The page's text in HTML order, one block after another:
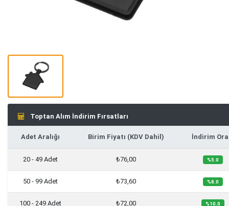
Toptan Alım İndirim Fırsatları
Adet Aralığı Birim Fiyatı (KDV Dahil) İndirim
20 - 49 Adet ₺76,00 %5.0
50 - 99 Adet ₺73,60 %8.0
100 - 249 Adet ₺72,00 %10.0